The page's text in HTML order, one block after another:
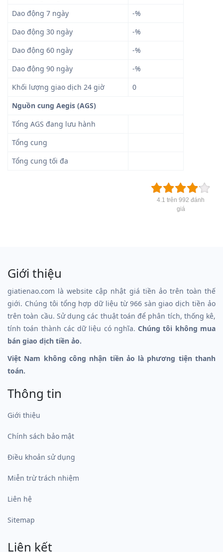
Dao động 7 ngày
-%
Dao động 30 ngày
-%
Dao động 60 ngày
-%
Dao động 90 ngày
-%
Khối lượng giao dịch 24 giờ
0
Nguồn cung Aegis (AGS)
Tổng AGS đang lưu hành
Tổng cung
Tổng cung tối đa
4.1 trên 992 đánh
giá
Giới thiệu
giatienao.com là website cập nhật giá tiền ảo trên toàn thế
giới. Chúng tôi tổng hợp dữ liệu từ 966 sàn giao dịch tiền ảo
trên toàn cầu. Sử dụng các thuật toán để phân tích, thống kê,
tính toán thành các dữ liệu có nghĩa.Chúng tôi không mua
bán giao dịch tiền ảo.
Việt Nam không công nhận tiền ảo là phương tiện thanh
toán.
Thông tin
Giới thiệu
Chính sách bảo mật
Điều khoản sử dụng
Miễn trừ trách nhiệm
Liên hệ
Sitemap
Liên kết